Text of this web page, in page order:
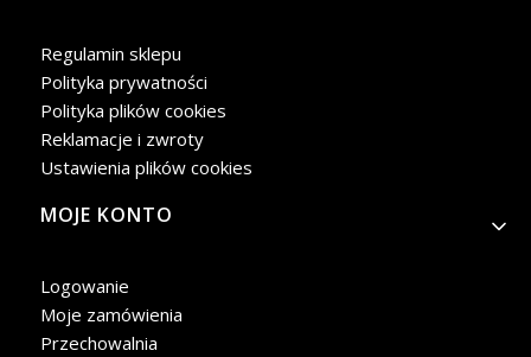
Regulamin sklepu
Polityka prywatności
Polityka plików cookies
Reklamacje i zwroty
Ustawienia plików cookies
MOJE KONTO
Logowanie
Moje zamówienia
Przechowalnia